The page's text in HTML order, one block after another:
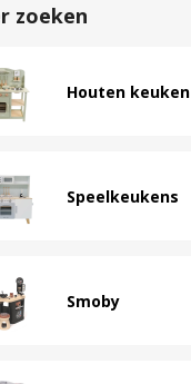
zoeken
Houten keuken
Speelkeukens
Smoby